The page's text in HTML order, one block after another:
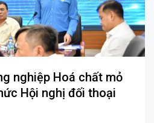
nghiệp Hoá chất mỏ
Hội nghị đối thoại